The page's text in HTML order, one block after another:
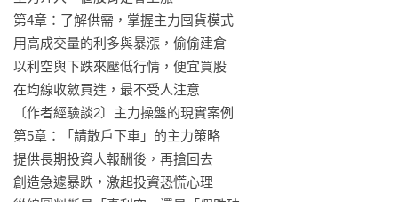
‧「賣」在買進時設定的停利、停損點！
停利、停損取決於個人的判斷，價格須訂在自己能承受的範圍
內。
例如，若不喜歡下跌超過10％，就要把停損價格訂在10%內。
決定買點時，最好一併設定停損點，避免一直持續持股不放。
學會和主力一起潛伏，就能跟著飆飛的股價大賺特賺！
第4章：了解供需，掌握主力囤貨模式
用高成交量的利多與暴漲，偷偷建倉
以利空與下跌來壓低行情，便宜買股
在均線收斂買進，最不受人注意
〔作者經驗談2〕主力操盤的現實案例
第5章：「請散戶下車」的主力策略
提供長期投資人報酬後，再搶回去
創造急遽暴跌，激起投資恐慌心理